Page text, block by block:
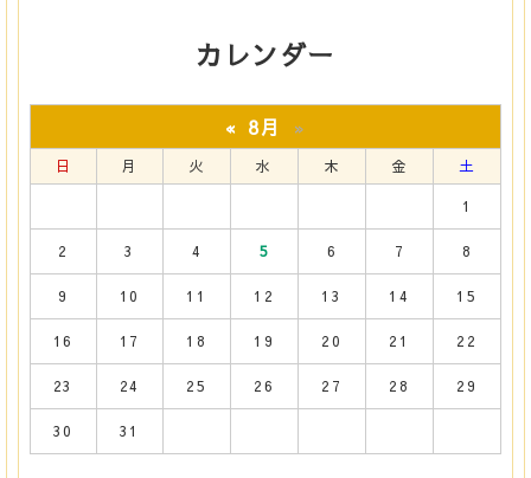
カレンダー
« 8月 »
日 月 火 水 木 金 土
1
2 3 4 5 6 7 8
9 10 11 12 13 14 15
16 17 18 19 20 21 22
23 24 25 26 27 28 29
30 31